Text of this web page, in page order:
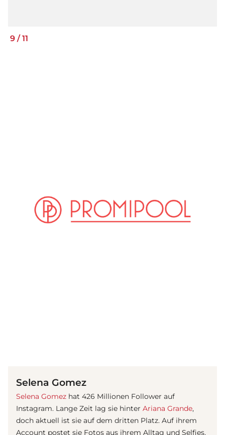
9 /11
Selena Gomez
Selena Gomez hat 426 Millionen Follower auf
Instagram. Lange Zeit lag sie hinter Ariana Grande,
doch aktuell ist sie auf dem dritten Platz. Auf ihrem
Account postet sie Fotos aus ihrem Alltag und Selfies,